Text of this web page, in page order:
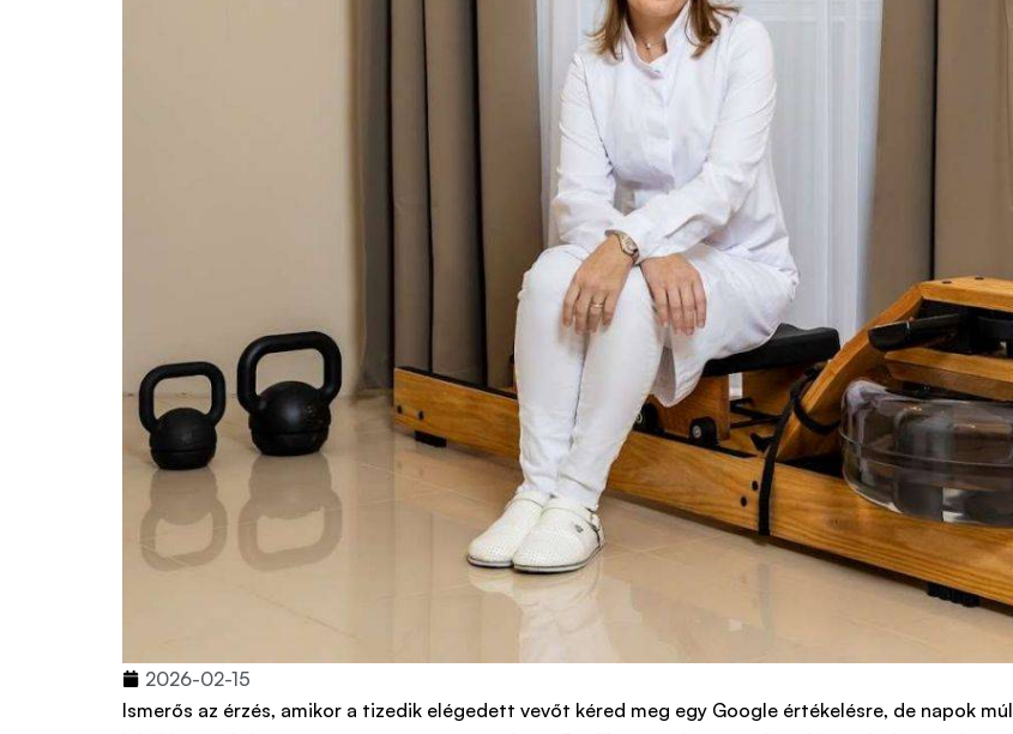
2026-02-15
Ismerős az érzés, amikor a tizedik elégedett vevőt kéred meg egy Google értékelésre, de napok